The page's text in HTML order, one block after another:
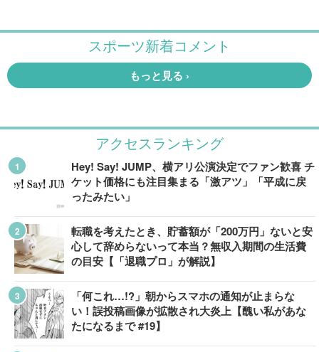
アクセスランキング
Hey! Say! JUMP、横アリ公演決定でファン歓喜 チ
ケット価格にも注目集まる「激アツ」「平成に戻
ったみたい」
転職を考えたとき、貯蓄額が「200万円」ないと安
心して辞めらないって本当？無収入期間の生活費
の目安【「退職プロ」が解説】
「何これ…!?」朝からスマホの通知が止まらな
い！誤投稿画像が拡散され大炎上【醜い私があな
たになるまで #19】